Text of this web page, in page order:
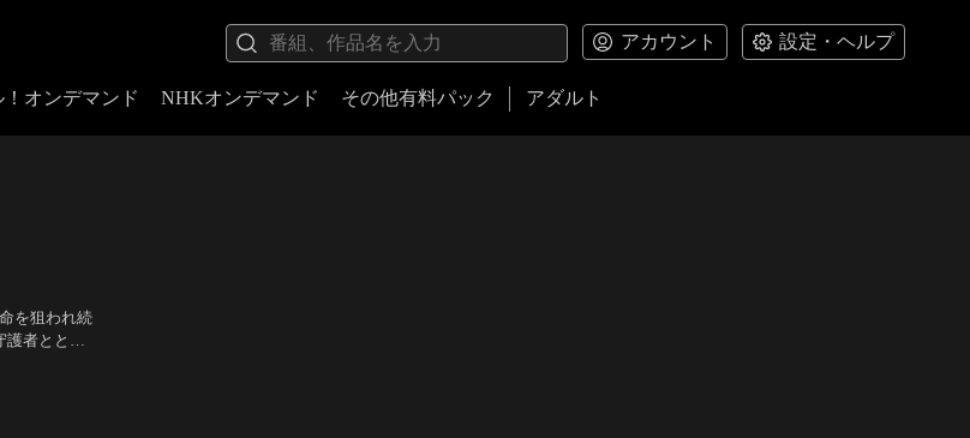
アカウント 設定・ヘルプ
オンデマンド NHKオンデマンド その他有料パック アダルト
を狙われ続
護者ととも